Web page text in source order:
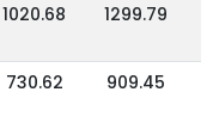
1020.68 1299.79
730.62 909.45